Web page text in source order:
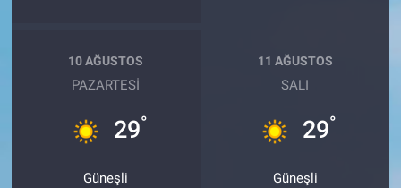
10 AĞUSTOS
PAZARTESI
29°
Güneşli
11 AĞUSTOS
SALI
29°
Güneşli